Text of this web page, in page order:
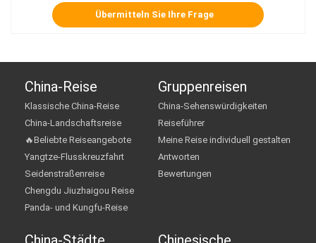
China-Reise
Klassische China-Reise
China-Landschaftsreise
🔥Beliebte Reiseangebote
Yangtze-Flusskreuzfahrt
Seidenstraßenreise
Chengdu Jiuzhaigou Reise
Panda- und Kungfu-Reise
Gruppenreisen
China-Sehenswürdigkeiten
Reiseführer
Meine Reise individuell gestalten
Antworten
Bewertungen